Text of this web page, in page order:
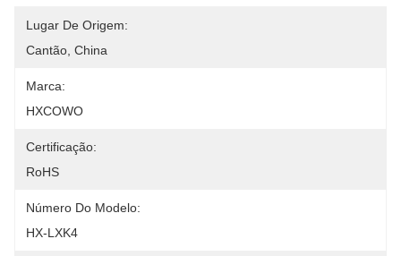
Lugar De Origem:
Cantão, China
Marca:
HXCOWO
Certificação:
RoHS
Número Do Modelo:
HX-LXK4